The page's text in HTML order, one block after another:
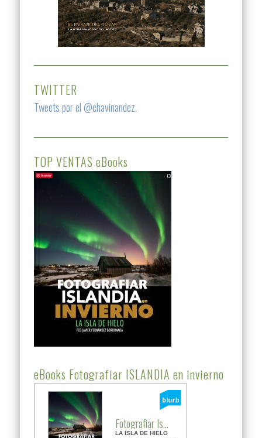
TWITTER
Tweets por el @chavinandez.
TOP VENTAS eBooks
eBooks Fotografiar ISLANDIA en invierno
Fotografiar Is...
LA ISLA DE HIELO